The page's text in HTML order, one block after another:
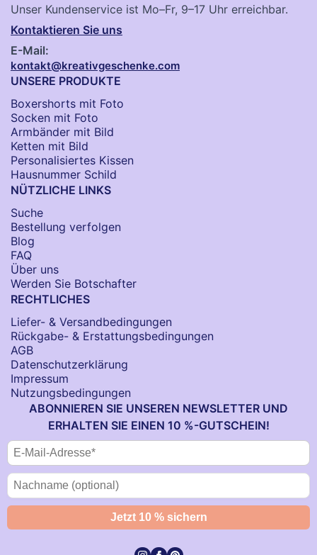
Unser Kundenservice ist Mo–Fr, 9–17 Uhr erreichbar.
Kontaktieren Sie uns
E-Mail:
kontakt@kreativgeschenke.com
UNSERE PRODUKTE
Boxershorts mit Foto
Socken​ mit Foto
Armbänder mit Bild​
Ketten mit Bild
Personalisiertes Kissen
Hausnummer Schild
NÜTZLICHE LINKS
Suche
Bestellung verfolgen
Blog
FAQ
Über uns
Werden Sie Botschafter
RECHTLICHES
Liefer- & Versandbedingungen
Rückgabe- & Erstattungsbedingungen
AGB
Datenschutzerklärung
Impressum
Nutzungsbedingungen
ABONNIEREN SIE UNSEREN NEWSLETTER UND
ERHALTEN SIE EINEN 10 %-GUTSCHEIN!